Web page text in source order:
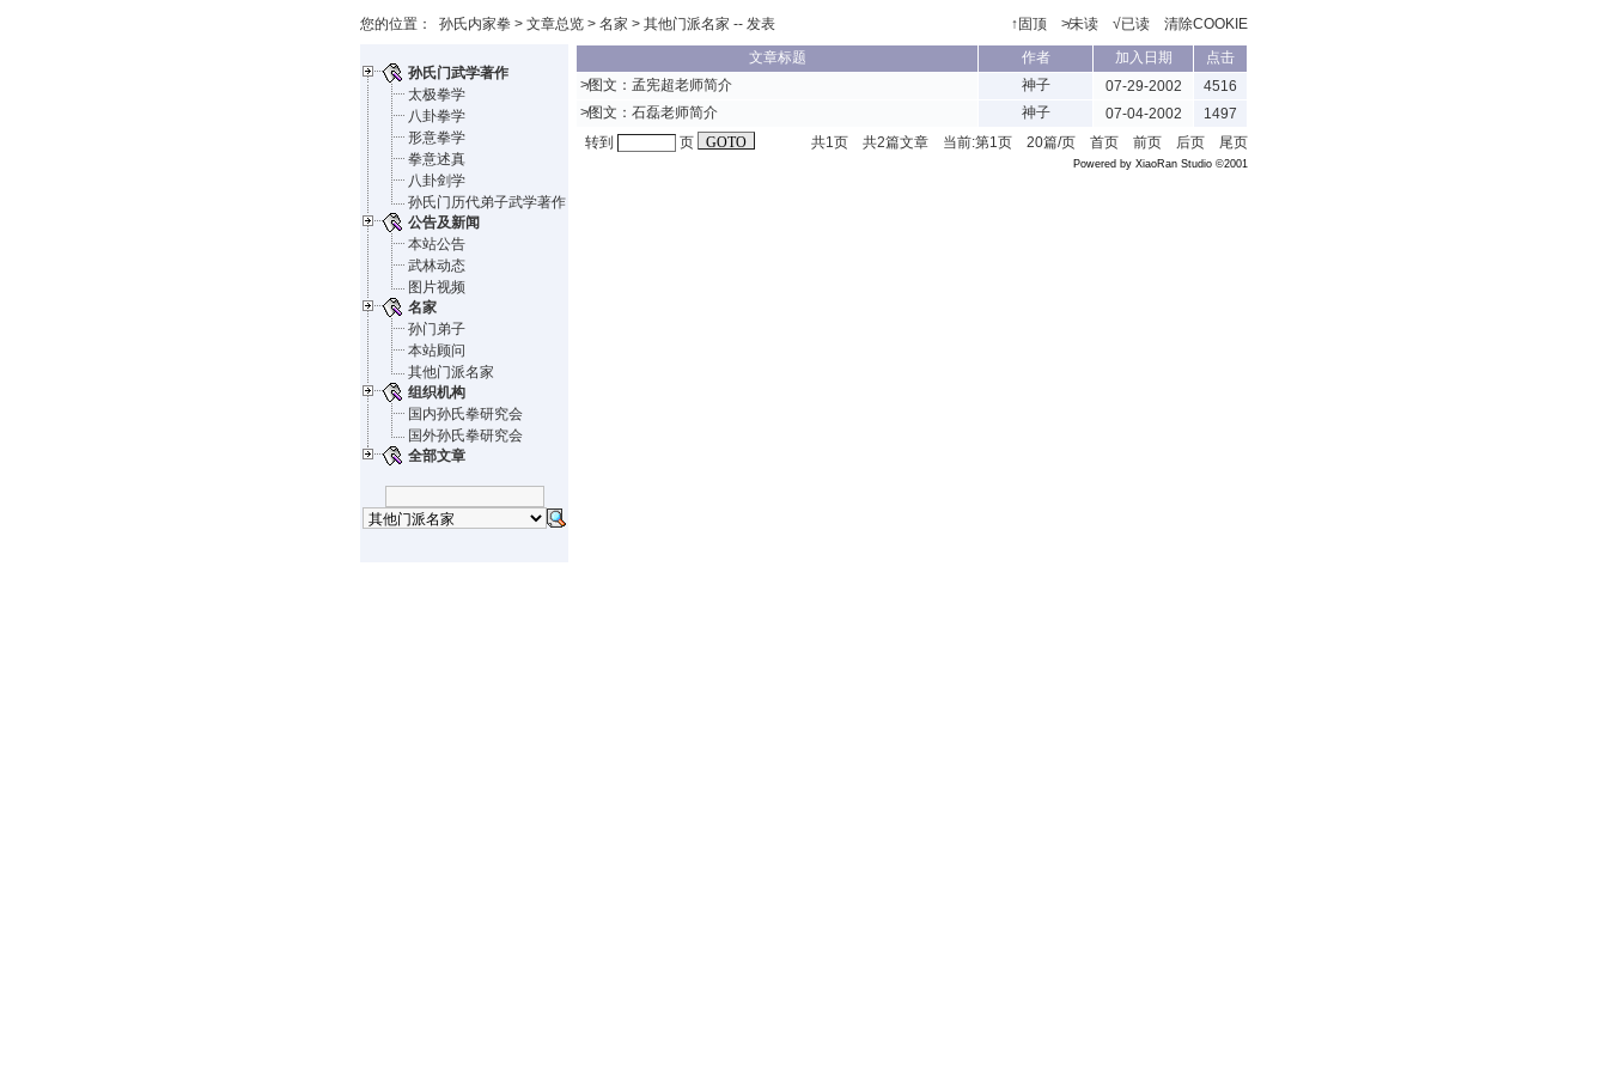
您的位置： 孙氏内家拳 > 文章总览 > 名家 > 其他门派名家 -- 发表 ↑固顶 ≯未读 √已读 清除COOKIE
孙氏门武学著作
太极拳学
八卦拳学
形意拳学
拳意述真
八卦剑学
孙氏门历代弟子武学著作
公告及新闻
本站公告
武林动态
图片视频
名家
孙门弟子
本站顾问
其他门派名家
组织机构
国内孙氏拳研究会
国外孙氏拳研究会
全部文章
文章标题 作者 加入日期
点击
≯图文：孟宪超老师简介 神子 07-29-2002
4516
≯图文：石磊老师简介 神子 07-04-2002
1497
转到
页 共1页 共2篇文章 当前:第1页 20篇/页 首页 前页 后页 尾页
Powered by XiaoRan Studio ©2001